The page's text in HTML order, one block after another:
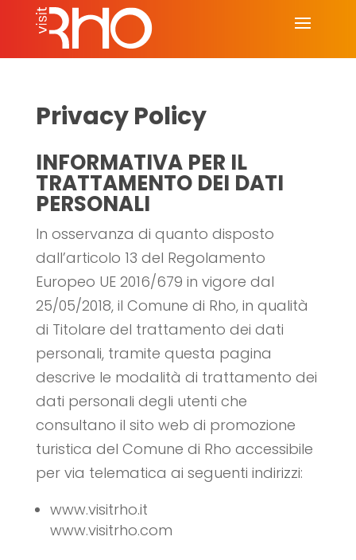
Privacy Policy
INFORMATIVA PER IL
TRATTAMENTO DEI DATI
PERSONALI
In osservanza di quanto disposto
dall’articolo 13 del Regolamento
Europeo UE 2016/679 in vigore dal
25/05/2018, il Comune di Rho, in qualità
di Titolare del trattamento dei dati
personali, tramite questa pagina
descrive le modalità di trattamento dei
dati personali degli utenti che
consultano il sito web di promozione
turistica del Comune di Rho accessibile
per via telematica ai seguenti indirizzi:
www.visitrho.it
www.visitrho.com